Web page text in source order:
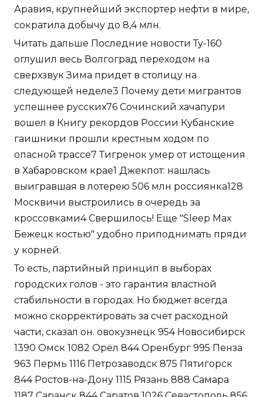
Аравия, крупнейший экспортер нефти в мире,
сократила добычу до 8,4 млн.
Читать дальше Последние новости Ту-160
оглушил весь Волгоград переходом на
сверхзвук Зима придет в столицу на
следующей неделе3 Почему дети мигрантов
успешнее русских76 Сочинский хачапури
вошел в Книгу рекордов России Кубанские
гаишники прошли крестным ходом по
опасной трассе7 Тигренок умер от истощения
в Хабаровском крае1 Джекпот: нашлась
выигравшая в лотерею 506 млн россиянка128
Москвичи выстроились в очередь за
кроссовками4 Свершилось! Еще "Sleep Max
Бежецк костью" удобно приподнимать пряди
у корней.
То есть, партийный принцип в выборах
городских голов - это гарантия властной
стабильности в городах. Но бюджет всегда
можно скорректировать за счет расходной
части, сказал он. овокузнецк 954 Новосибирск
1390 Омск 1082 Орёл 844 Оренбург 995 Пенза
963 Пермь 1116 Петрозаводск 875 Пятигорск
844 Ростов-на-Дону 1115 Рязань 888 Самара